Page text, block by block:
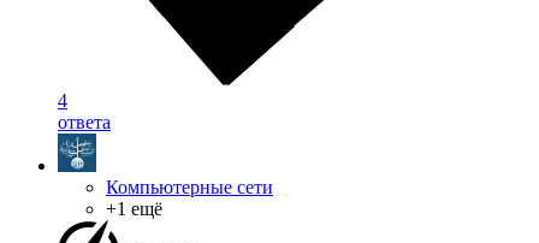
4
ответа
Компьютерные сети
+1 ещё